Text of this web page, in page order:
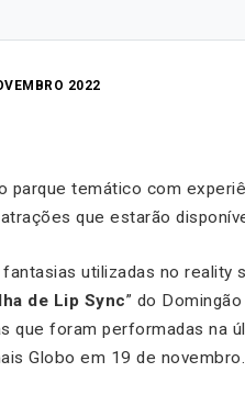
2022
parque temático com
que estarão
utilizadas no reality
de Lip Sync” do
que foram performadas na
Globo em 19 de novembro.